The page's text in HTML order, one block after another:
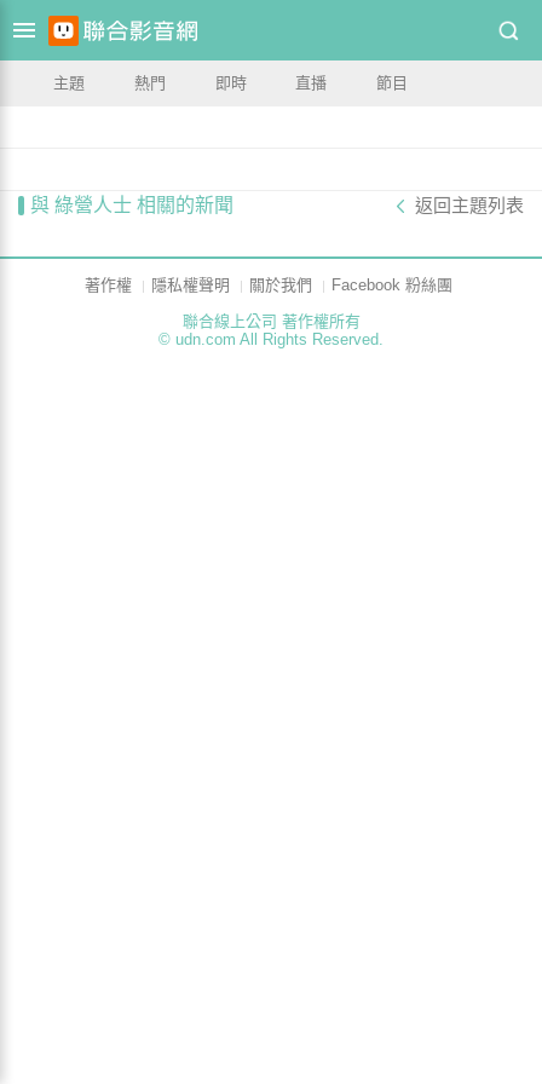
主題 熱門 即時 直播 節目
與 綠營人士 相關的新聞 返回主題列表
著作權 隱私權聲明 關於我們
Facebook 粉絲團
聯合線上公司 著作權所有
© udn.com All Rights Reserved.